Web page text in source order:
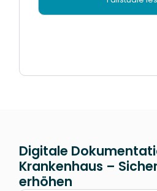
Digitale
Krankenhaus –
erhöhen